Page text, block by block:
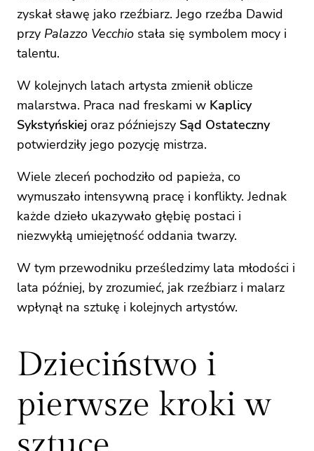
zyskał sławę jako rzeźbiarz. Jego rzeźba Dawid
przy Palazzo Vecchio stała się symbolem mocy i
talentu.
W kolejnych latach artysta zmienił oblicze
malarstwa. Praca nad freskami w Kaplicy
Sykstyńskiej oraz późniejszy Sąd Ostateczny
potwierdziły jego pozycję mistrza.
Wiele zleceń pochodziło od papieża, co
wymuszało intensywną pracę i konflikty. Jednak
każde dzieło ukazywało głębię postaci i
niezwykłą umiejętność oddania twarzy.
W tym przewodniku prześledzimy lata młodości i
lata później, by zrozumieć, jak rzeźbiarz i malarz
wpłynął na sztukę i kolejnych artystów.
Dzieciństwo i
pierwsze kroki w